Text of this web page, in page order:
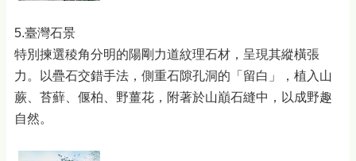
5.臺灣石景
特別揀選稜角分明的陽剛力道紋理石材，呈現其縱橫張
力。以疊石交錯手法，側重石隙孔洞的「留白」，植入山
蕨、苔蘚、偃柏、野薑花，附著於山巔石縫中，以成野趣
自然。